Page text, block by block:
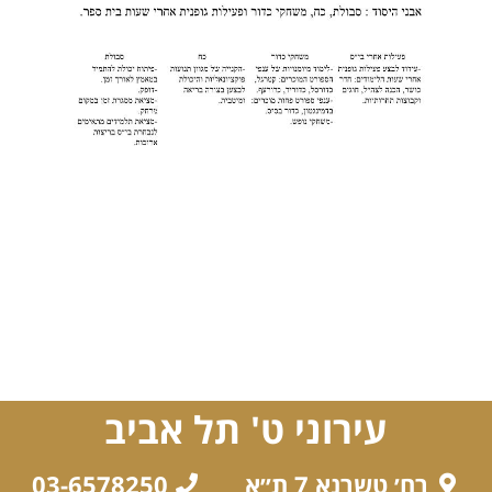
עירוני ט' תל אביב
רח׳ טשרנא 7 ת״א 03-6578250